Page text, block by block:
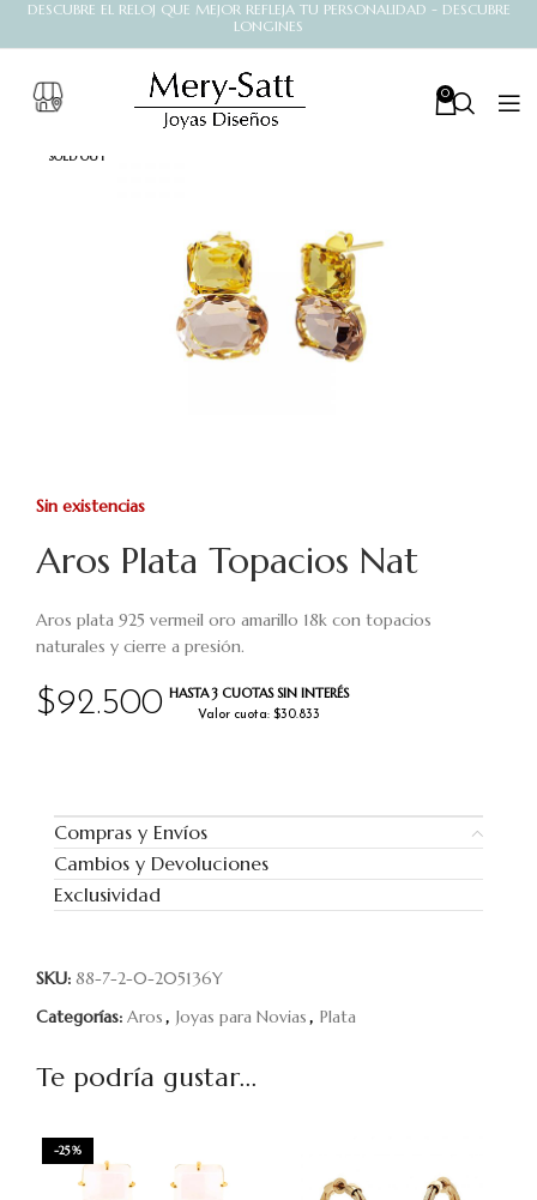
DESCUBRE EL RELOJ QUE MEJOR REFLEJA TU PERSONALIDAD - DESCUBRE
LONGINES
0
SOLD OUT
Aros Plata Topacios Nat
$92.500 HASTA 3 CUOTAS SIN INTERÉS
Valor cuota: $30.833
Aros plata 925 vermeil oro amarillo 18k con topacios
naturales y cierre a presión.
Sin existencias
Compras y Envíos
Cambios y Devoluciones
Exclusividad
SKU: 88-7-2-0-205136Y
Categorías: Aros, Joyas para Novias, Plata
Te podría gustar...
-25%